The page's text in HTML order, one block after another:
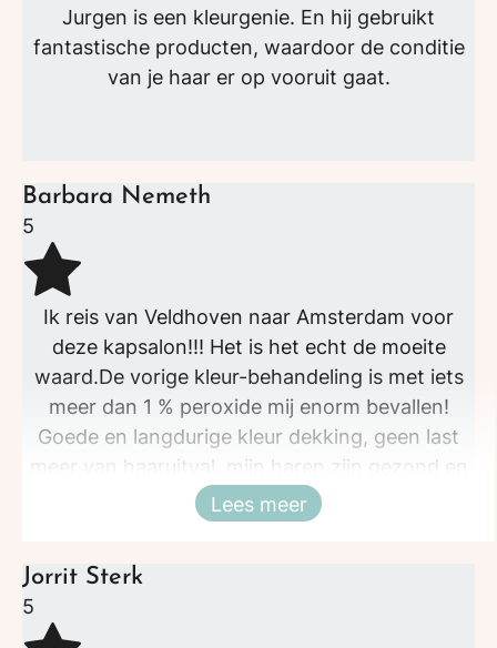
Jurgen is een kleurgenie. En hij gebruikt
fantastische producten, waardoor de conditie
van je haar er op vooruit gaat.
Barbara Nemeth
5
Ik reis van Veldhoven naar Amsterdam voor
deze kapsalon!!! Het is het echt de moeite
waard.De vorige kleur-behandeling is met iets
meer dan 1 % peroxide mij enorm bevallen!
Goede en langdurige kleur dekking, geen last
meer van haaruitval, mijn haren zijn gezond en
weer glanzig!! Ik kan niet wachten dat WI weer
open mag!
Sluiten
Lees meer
Jorrit Sterk
5